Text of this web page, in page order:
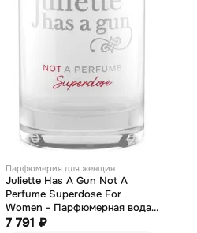
Парфюмерия для женщин
Juliette Has А Gun Not A
Perfume Superdose For
Women - Парфюмерная вода
100 мл (тестер)
7 791 ₽